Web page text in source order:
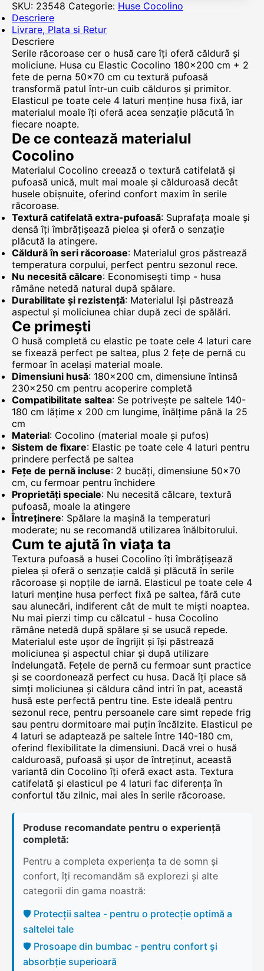
SKU: 23548 Categorie: Huse Cocolino
Descriere
Livrare, Plata si Retur
Descriere
Serile răcoroase cer o husă care îți oferă căldură și
moliciune. Husa cu Elastic Cocolino 180x200 cm + 2
fete de perna 50x70 cm cu textură pufoasă
transformă patul într-un cuib călduros și primitor.
Elasticul pe toate cele 4 laturi menține husa fixă, iar
materialul moale îți oferă acea senzație plăcută în
fiecare noapte.
De ce contează materialul
Cocolino
Materialul Cocolino creează o textură catifelată și
pufoasă unică, mult mai moale și călduroasă decât
husele obișnuite, oferind confort maxim în serile
răcoroase.
Textură catifelată extra-pufoasă: Suprafața moale și
densă îți îmbrățișează pielea și oferă o senzație
plăcută la atingere.
Căldură în seri răcoroase: Materialul gros păstrează
temperatura corpului, perfect pentru sezonul rece.
Nu necesită călcare: Economisești timp - husa
rămâne netedă natural după spălare.
Durabilitate și rezistență: Materialul își păstrează
aspectul și moliciunea chiar după zeci de spălări.
Ce primești
O husă completă cu elastic pe toate cele 4 laturi care
se fixează perfect pe saltea, plus 2 fețe de pernă cu
fermoar în același material moale.
Dimensiuni husă: 180x200 cm, dimensiune întinsă
230x250 cm pentru acoperire completă
Compatibilitate saltea: Se potrivește pe saltele 140-
180 cm lățime x 200 cm lungime, înălțime până la 25
cm
Material: Cocolino (material moale și pufos)
Sistem de fixare: Elastic pe toate cele 4 laturi pentru
prindere perfectă pe saltea
Fețe de pernă incluse: 2 bucăți, dimensiune 50x70
cm, cu fermoar pentru închidere
Proprietăți speciale: Nu necesită călcare, textură
pufoasă, moale la atingere
Întreținere: Spălare la mașină la temperaturi
moderate; nu se recomandă utilizarea înălbitorului.
Cum te ajută în viața ta
Textura pufoasă a husei Cocolino îți îmbrățișează
pielea și oferă o senzație caldă și plăcută în serile
răcoroase și nopțile de iarnă. Elasticul pe toate cele 4
laturi menține husa perfect fixă pe saltea, fără cute
sau alunecări, indiferent cât de mult te miști noaptea.
Nu mai pierzi timp cu călcatul - husa Cocolino
rămâne netedă după spălare și se usucă repede.
Materialul este ușor de îngrijit și își păstrează
moliciunea și aspectul chiar și după utilizare
îndelungată. Fețele de pernă cu fermoar sunt practice
și se coordonează perfect cu husa. Dacă îți place să
simți moliciunea și căldura când intri în pat, această
husă este perfectă pentru tine. Este ideală pentru
sezonul rece, pentru persoanele care simt repede frig
sau pentru dormitoare mai puțin încălzite. Elasticul pe
4 laturi se adaptează pe saltele între 140-180 cm,
oferind flexibilitate la dimensiuni. Dacă vrei o husă
calduroasă, pufoasă și ușor de întreținut, această
variantă din Cocolino îți oferă exact asta. Textura
catifelată și elasticul pe 4 laturi fac diferența în
confortul tău zilnic, mai ales în serile răcoroase.
Produse recomandate pentru o experiență
completă:
Pentru a completa experiența ta de somn și
confort, îți recomandăm să explorezi și alte
categorii din gama noastră:
🛡️ Protecții saltea - pentru o protecție optimă a
saltelei tale
🛡️ Prosoape din bumbac - pentru confort și
absorbție superioară